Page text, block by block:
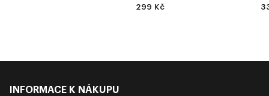
299 Kč
INFORMACE K NÁKUPU